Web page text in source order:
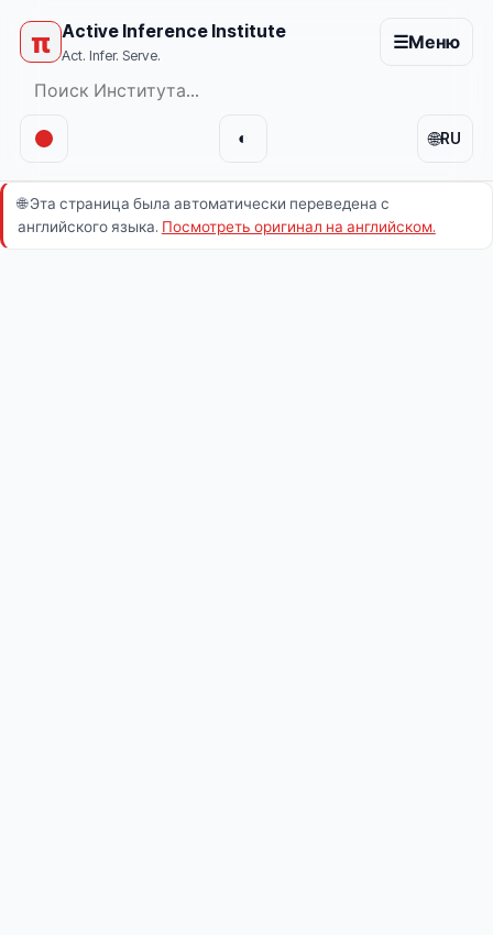
π Active Inference Institute
Act. Infer. Serve.
☰Меню
🌐RU
◐
🌐Эта страница была автоматически переведена с
английского языка. Посмотреть оригинал на английском.